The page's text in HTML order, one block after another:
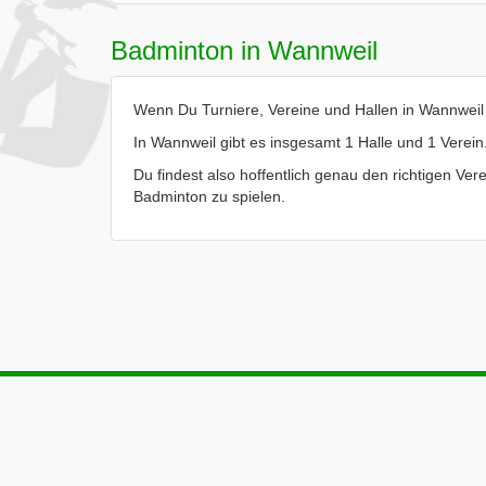
Badminton in Wannweil
Wenn Du Turniere, Vereine und Hallen in
In Wannweil gibt es insgesamt 1 Halle und 1
Du findest also hoffentlich genau den richtigen
Badminton zu spielen.